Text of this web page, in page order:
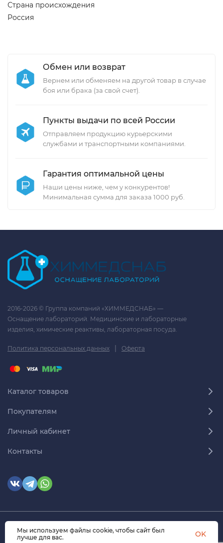
Страна происхождения
Россия
Обмен или возврат
Вернем или обменяем на другой товар в случае
боя или брака (за свой счет).
Пункты выдачи по всей России
Отправляем продукцию курьерскими
службами и транспортными компаниями.
Гарантия оптимальной цены
Наши цены ниже, чем у конкурентов!
Минимальная сумма для заказа 1000 руб.
2016-2026 © Группа компаний «ХИММЕДСНАБ» —
Оснащение лабораторий. Медицинские и лабораторные
изделия, химические реактивы, лабораторная посуда.
Политика персональных данных | Оферта
Каталог товаров
Покупателям
Личный кабинет
Контакты
© 2026 himmedsnab.ru. Все права защищены
Мы используем файлы cookie, чтобы сайт был
лучше для вас.
OK